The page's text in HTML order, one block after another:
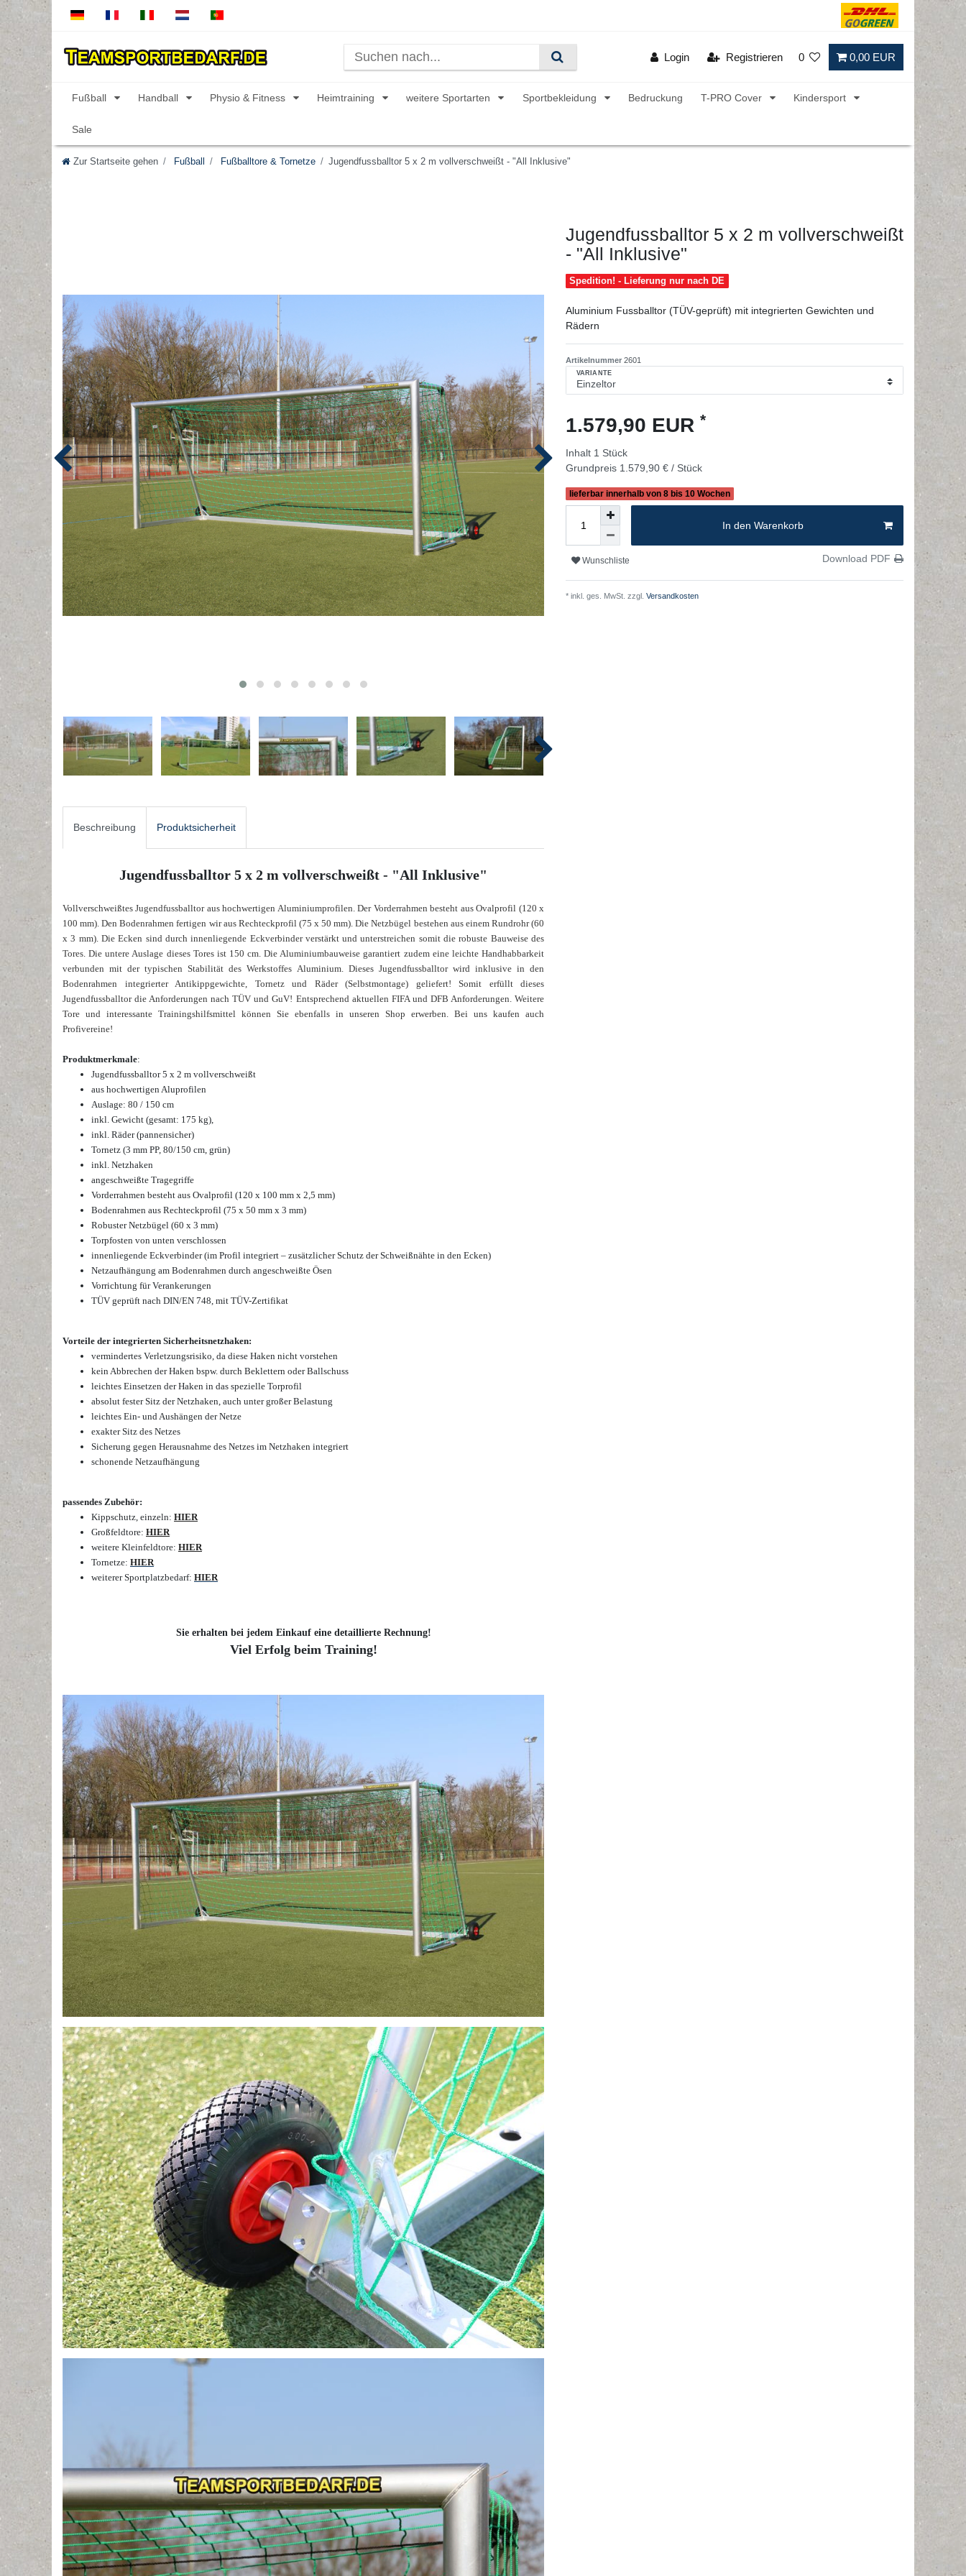
Login Registrieren 0 0,00 EUR
Fußball Handball Physio & Fitness Heimtraining weitere Sportarten Sportbekleidung Bedruckung T-PRO Cover Kindersport
Sale
Zur Startseite gehen Fußball Fußballtore & Tornetze Jugendfussballtor 5 x 2 m vollverschweißt - "All Inklusive"
Beschreibung Produktsicherheit
Jugendfussballtor 5 x 2 m vollverschweißt - "All Inklusive"
Vollverschweißtes Jugendfussballtor aus hochwertigen Aluminiumprofilen. Der Vorderrahmen besteht aus Ovalprofil (120 x
100 mm). Den Bodenrahmen fertigen wir aus Rechteckprofil (75 x 50 mm). Die Netzbügel bestehen aus einem Rundrohr (60
x 3 mm). Die Ecken sind durch innenliegende Eckverbinder verstärkt und unterstreichen somit die robuste Bauweise des
Tores. Die untere Auslage dieses Tores ist 150 cm. Die Aluminiumbauweise garantiert zudem eine leichte Handhabbarkeit
verbunden mit der typischen Stabilität des Werkstoffes Aluminium. Dieses Jugendfussballtor wird inklusive in den
Bodenrahmen integrierter Antikippgewichte, Tornetz und Räder (Selbstmontage) geliefert! Somit erfüllt dieses
Jugendfussballtor die Anforderungen nach TÜV und GuV! Entsprechend aktuellen FIFA und DFB Anforderungen. Weitere
Tore und interessante Trainingshilfsmittel können Sie ebenfalls in unseren Shop erwerben. Bei uns kaufen auch
Profivereine!
Produktmerkmale:
Jugendfussballtor 5 x 2 m vollverschweißt
aus hochwertigen Aluprofilen
Auslage: 80 / 150 cm
inkl. Gewicht (gesamt: 175 kg),
inkl. Räder (pannensicher)
Tornetz (3 mm PP, 80/150 cm, grün)
inkl. Netzhaken
angeschweißte Tragegriffe
Vorderrahmen besteht aus Ovalprofil (120 x 100 mm x 2,5 mm)
Bodenrahmen aus Rechteckprofil (75 x 50 mm x 3 mm)
Robuster Netzbügel (60 x 3 mm)
Torpfosten von unten verschlossen
innenliegende Eckverbinder (im Profil integriert – zusätzlicher Schutz der Schweißnähte in den Ecken)
Netzaufhängung am Bodenrahmen durch angeschweißte Ösen
Vorrichtung für Verankerungen
TÜV geprüft nach DIN/EN 748, mit TÜV-Zertifikat
Vorteile der integrierten Sicherheitsnetzhaken:
vermindertes Verletzungsrisiko, da diese Haken nicht vorstehen
kein Abbrechen der Haken bspw. durch Beklettern oder Ballschuss
leichtes Einsetzen der Haken in das spezielle Torprofil
absolut fester Sitz der Netzhaken, auch unter großer Belastung
leichtes Ein- und Aushängen der Netze
exakter Sitz des Netzes
Sicherung gegen Herausnahme des Netzes im Netzhaken integriert
schonende Netzaufhängung
passendes Zubehör:
Kippschutz, einzeln: HIER
Großfeldtore: HIER
weitere Kleinfeldtore: HIER
Tornetze: HIER
weiterer Sportplatzbedarf: HIER
Sie erhalten bei jedem Einkauf eine detaillierte Rechnung!
Viel Erfolg beim Training!
Jugendfussballtor 5 x 2 m vollverschweißt
- "All Inklusive"
Spedition! - Lieferung nur nach DE
Aluminium Fussballtor (TÜV-geprüft) mit integrierten Gewichten und
Rädern
Artikelnummer 2601
VARIANTE
1.579,90 EUR *
Inhalt 1 Stück
Grundpreis 1.579,90 € / Stück
lieferbar innerhalb von 8 bis 10 Wochen
In den Warenkorb
Wunschliste Download PDF
* inkl. ges. MwSt. zzgl. Versandkosten